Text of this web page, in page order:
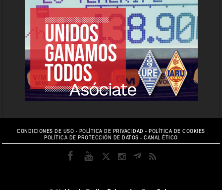
CONDICIONES DE USO - POLÍTICA DE PRIVACIDAD -POLÍTICA DE COOKIES
POLÍTICA DE PROTECCIÓN DE DATOS -CANAL ÉTICO